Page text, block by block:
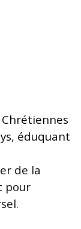
Chrétiennes
éduquant
de la
pour